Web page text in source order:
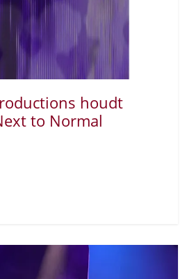
houdt
to Normal